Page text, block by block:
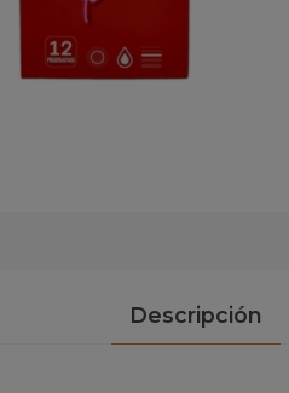
Descripción